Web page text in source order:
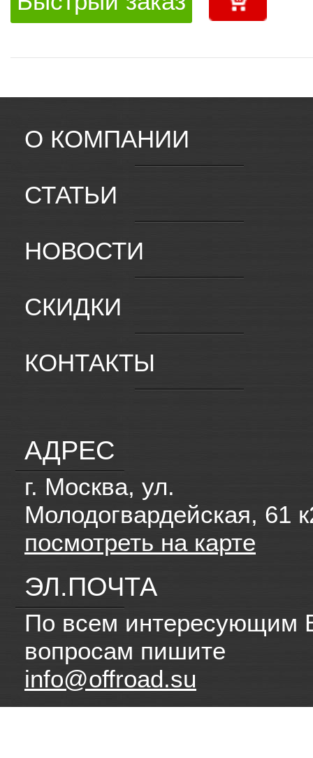
О КОМПАНИИ
СТАТЬИ
НОВОСТИ
СКИДКИ
КОНТАКТЫ
АДРЕС
г. Москва, ул.
Молодогвардейская, 61
посмотреть на карте
ЭЛ.ПОЧТА
По всем интересующим
вопросам пишите
info@offroad.su